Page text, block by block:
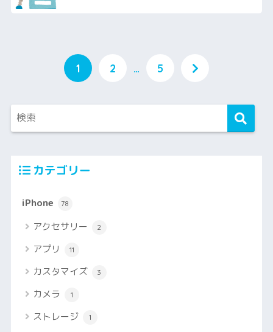
1 2 … 5
カテゴリー
iPhone 78
アクセサリー 2
アプリ 11
カスタマイズ 3
カメラ 1
ストレージ 1